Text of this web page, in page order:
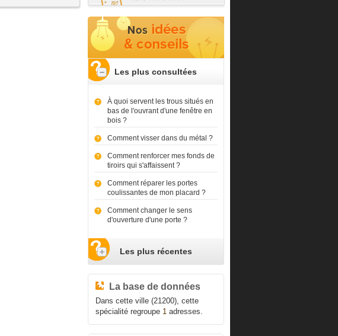
Les plus consultées
À quoi servent les trous situés en
bas de l'ouvrant d'une fenêtre en
bois ?
Comment visser dans du métal ?
Comment renforcer mes fonds de
tiroirs qui s'affaissent ?
Comment réparer les portes
coulissantes de mon placard ?
Comment changer le sens
d'ouverture d'une porte ?
Les plus récentes
La base de données
Dans cette ville (21200), cette
spécialité regroupe 1adresses.